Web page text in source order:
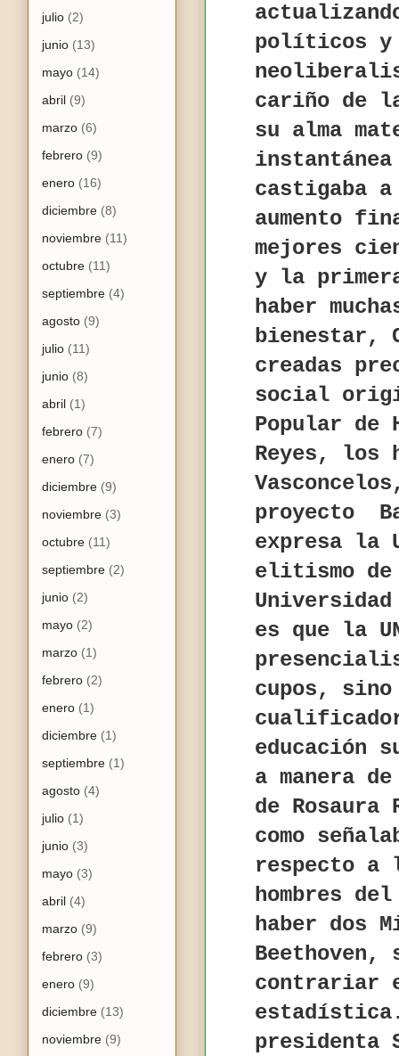
políticos y
cariño de
su alma
castigaba a
aumento
mejores
y la
haber
bienestar,
creadas
social
Popular de
Reyes, los
proyecto
expresa la
elitismo
es que la
cupos,
educación
a manera
de Rosaura
como
respecto a
hombres
haber dos
Beethoven,
contrariar
presidenta
julio (2)
junio (13)
mayo (14)
abril (9)
marzo (6)
febrero (9)
enero (16)
diciembre (8)
noviembre (11)
octubre (11)
septiembre (4)
agosto (9)
julio (11)
junio (8)
abril (1)
febrero (7)
enero (7)
diciembre (9)
noviembre (3)
octubre (11)
septiembre (2)
junio (2)
mayo (2)
marzo (1)
febrero (2)
enero (1)
diciembre (1)
septiembre (1)
agosto (4)
julio (1)
junio (3)
mayo (3)
abril (4)
marzo (9)
febrero (3)
enero (9)
diciembre (13)
noviembre (9)